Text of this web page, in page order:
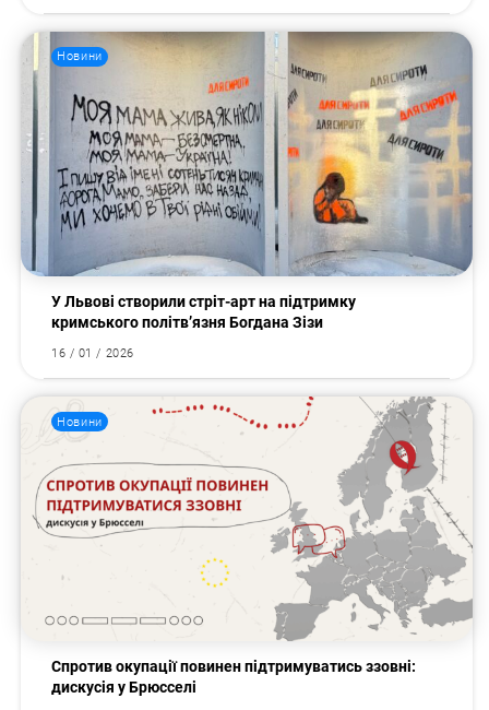
Новини
У Львові створили стріт-арт на підтримку
кримського політв’язня Богдана Зізи
16 / 01 / 2026
Новини
Спротив окупації повинен підтримуватись ззовні:
дискусія у Брюсселі